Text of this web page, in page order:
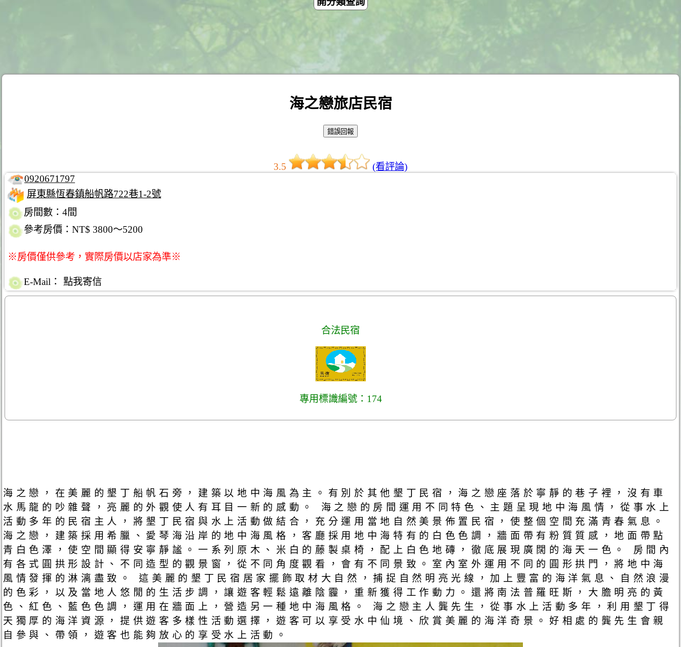
海之戀旅店民宿
3.5
(看評論)
0920671797
屏東縣恆春鎮船帆路722巷1-2號
房間數：4間
參考房價：NT$ 3800～5200
※房價僅供參考，實際房價以店家為準※
E-Mail： 點我寄信
合法民宿
專用標識編號：174
海之戀，在美麗的墾丁船帆石旁，建築以地中海風為主。有別於其他墾丁民宿，海之戀座落於寧靜的巷子裡，沒有車
水馬龍的吵雜聲，亮麗的外觀使人有耳目一新的感動。 海之戀的房間運用不同特色、主題呈現地中海風情，從事水上
活動多年的民宿主人，將墾丁民宿與水上活動做結合，充分運用當地自然美景佈置民宿，使整個空間充滿青春氣息。
海之戀，建築採用希臘、愛琴海沿岸的地中海風格，客廳採用地中海特有的白色色調，牆面帶有粉質質感，地面帶點
青白色澤，使空間顯得安寧靜謐。一系列原木、米白的藤製桌椅，配上白色地磚，徹底展現廣闊的海天一色。 房間內
有各式圓拱形設計、不同造型的觀景窗，從不同角度觀看，會有不同景致。室內室外運用不同的圓形拱門，將地中海
風情發揮的淋漓盡致。 這美麗的墾丁民宿居家擺飾取材大自然，捕捉自然明亮光線，加上豐富的海洋氣息、自然浪漫
的色彩，以及當地人悠閒的生活步調，讓遊客輕鬆遠離陰霾，重新獲得工作動力。還將南法普羅旺斯，大膽明亮的黃
色、紅色、藍色色調，運用在牆面上，營造另一種地中海風格。 海之戀主人龔先生，從事水上活動多年，利用墾丁得
天獨厚的海洋資源，提供遊客多樣性活動選擇，遊客可以享受水中仙境、欣賞美麗的海洋奇景。好相處的龔先生會親
自參與、帶領，遊客也能夠放心的享受水上活動。